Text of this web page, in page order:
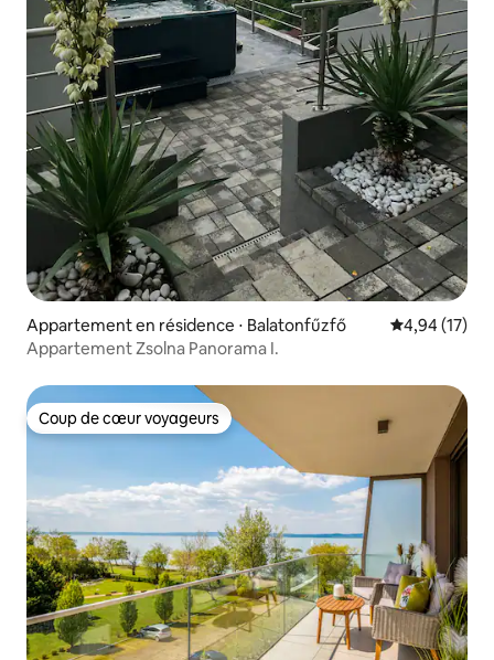
Appartement en résidence ⋅ Balatonfűzfő Évaluation
4,94 (17)
Appartement Zsolna Panorama I.
Coup de cœur voyageurs
Coup de cœur voyageurs